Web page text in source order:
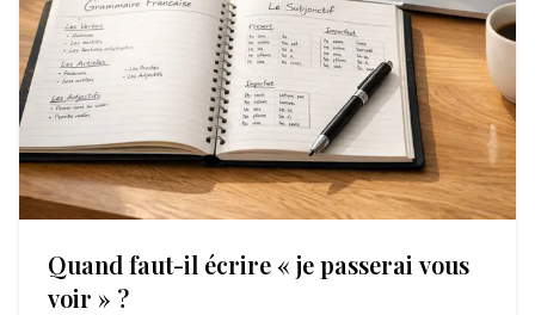
Quand faut-il écrire « je passerai vous
voir » ?